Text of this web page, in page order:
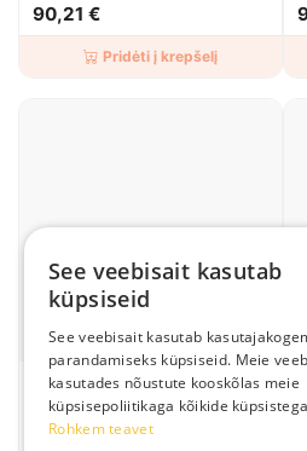
90,21 €
Pridėti į krepšelį
OSOM Professional
Alumiiniumfoolium juuste
värvimiseks 100m
10,07 €
See veebisait kasutab
küpsiseid
See veebisait kasutab
parandamiseks küpsiseid. Meie
kasutades nõustute kooskõlas meie
küpsisepoliitikaga kõikide
Rohkem teavet